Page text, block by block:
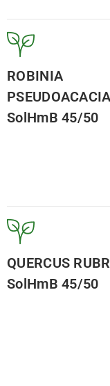
ROBINIA
PSEUDOACACIA
SolHmB 45/50
QUERCUS
SolHmB 45/50